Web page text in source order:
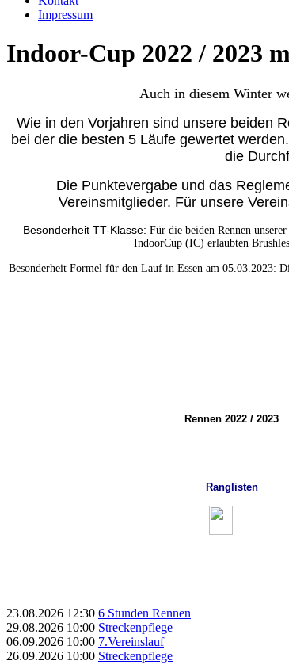
Impressum
Indoor-Cup 2022 / 2023
Auch in diesem Winter
Wie in den Vorjahren sind unsere beiden
bei der die besten 5 Läufe gewertet
die
Die Punktevergabe und das
Vereinsmitglieder. Für unsere
Besonderheit TT-Klasse: Für die beiden Rennen
IndoorCup (IC) erlaubten
Besonderheit Formel für den Lauf in Essen am 05.03.2023:
Rennen 2022 / 2023
Ranglisten
23.08.2026 12:30 6 Stunden Rennen
29.08.2026 10:00 Streckenpflege
06.09.2026 10:00 7.Vereinslauf
26.09.2026 10:00 Streckenpflege